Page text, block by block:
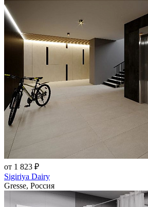
от 1 823 ₽
Sigiriya Dairy
Gresse, Россия